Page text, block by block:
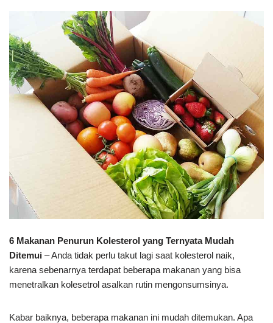
6 Makanan Penurun Kolesterol yang Ternyata Mudah
Ditemui – Anda tidak perlu takut lagi saat kolesterol naik,
karena sebenarnya terdapat beberapa makanan yang bisa
menetralkan kolesetrol asalkan rutin mengonsumsinya.
Kabar baiknya, beberapa makanan ini mudah ditemukan. Apa